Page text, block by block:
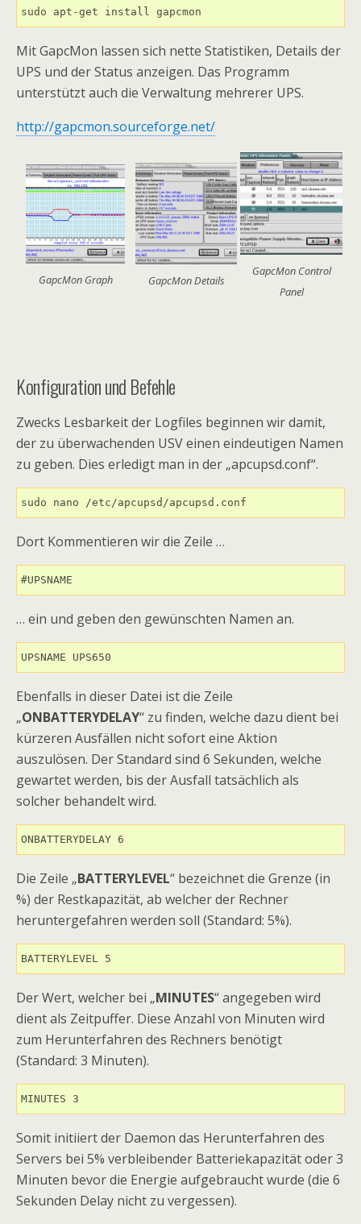
sudo apt-get install gapcmon
Mit GapcMon lassen sich nette Statistiken, Details der
UPS und der Status anzeigen. Das Programm
unterstützt auch die Verwaltung mehrerer UPS.
http://gapcmon.sourceforge.net/
GapcMon Graph GapcMon Details
GapcMon Control
Panel
Konfiguration und Befehle
Zwecks Lesbarkeit der Logfiles beginnen wir damit,
der zu überwachenden USV einen eindeutigen Namen
zu geben. Dies erledigt man in der „apcupsd.conf“.
sudo nano /etc/apcupsd/apcupsd.conf
Dort Kommentieren wir die Zeile …
#UPSNAME
… ein und geben den gewünschten Namen an.
UPSNAME UPS650
Ebenfalls in dieser Datei ist die Zeile
„ONBATTERYDELAY“ zu finden, welche dazu dient bei
kürzeren Ausfällen nicht sofort eine Aktion
auszulösen. Der Standard sind 6 Sekunden, welche
gewartet werden, bis der Ausfall tatsächlich als
solcher behandelt wird.
ONBATTERYDELAY 6
Die Zeile „BATTERYLEVEL“ bezeichnet die Grenze (in
%) der Restkapazität, ab welcher der Rechner
heruntergefahren werden soll (Standard: 5%).
BATTERYLEVEL 5
Der Wert, welcher bei „MINUTES“ angegeben wird
dient als Zeitpuffer. Diese Anzahl von Minuten wird
zum Herunterfahren des Rechners benötigt
(Standard: 3 Minuten).
MINUTES 3
Somit initiiert der Daemon das Herunterfahren des
Servers bei 5% verbleibender Batteriekapazität oder 3
Minuten bevor die Energie aufgebraucht wurde (die 6
Sekunden Delay nicht zu vergessen).